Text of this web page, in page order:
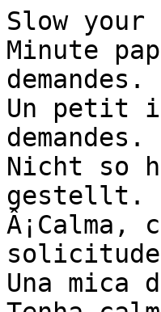
Slow
Minute
demandes.
Un petit
demandes.
Nicht so
gestellt.
Â¡Calma,
Una mica